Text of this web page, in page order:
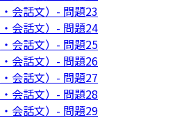
会話文）- 問題23
会話文）- 問題24
会話文）- 問題25
会話文）- 問題26
会話文）- 問題27
会話文）- 問題28
会話文）- 問題29